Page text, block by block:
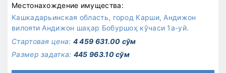
Местонахождение имущества:
Кашкадарьинская область, город Карши, Андижон
вилояти Андижон шаҳар Бобуршоҳ кўчаси 1а-уй.
Стартовая цена: 4 459 631.00 сўм
Размер задатка: 445 963.10 сўм